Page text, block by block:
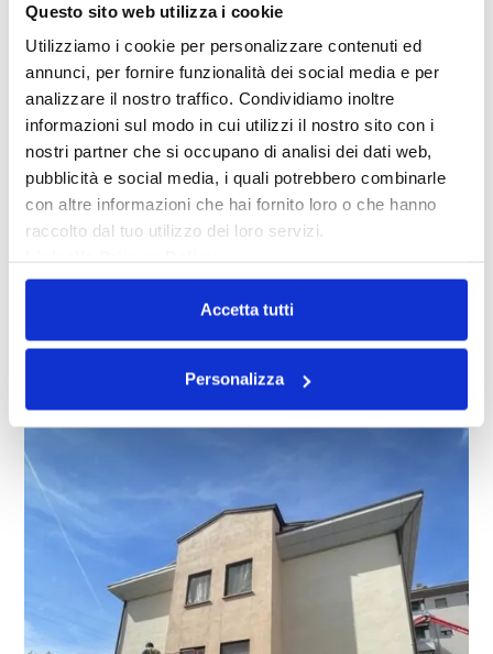
Questo sito web utilizza i cookie
Utilizziamo i cookie per personalizzare contenuti ed
annunci, per fornire funzionalità dei social media e per
analizzare il nostro traffico. Condividiamo inoltre
informazioni sul modo in cui utilizzi il nostro sito con i
nostri partner che si occupano di analisi dei dati web,
pubblicità e social media, i quali potrebbero combinarle
con altre informazioni che hai fornito loro o che hanno
raccolto dal tuo utilizzo dei loro servizi.
Accetta tutti
Personalizza
stato dell’edificio permette di proporre interventi motivati,
residenti, significa vivere in un condominio più curato e
meno esposto a disagi improvvisi.
La prevenzione è particolarmente utile per facciate,
balconi, coperture, terrazzi, impianti comuni, scarichi,
cortili e percorsi esterni. Sono elementi che, se trascurati,
possono generare danni progressivi e richiedere
interventi più impegnativi.
Un referente unico per
amministratori e condomìni